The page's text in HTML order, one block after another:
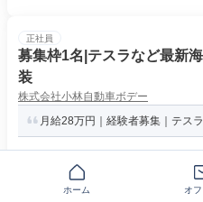
正社員
募集枠1名|テスラなど最新
装
株式会社小林自動車ボデー
月給28万円｜経験者募集｜テス
〒370-3602群馬県北群馬郡吉
月給28万円以上
求めている人材
ホーム オ